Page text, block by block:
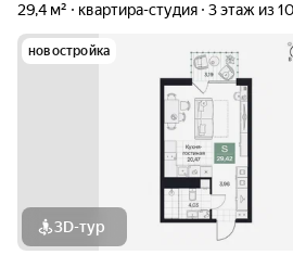
29,4 м² квартира-студия 3 этаж из 10
новостройка
3D-тур